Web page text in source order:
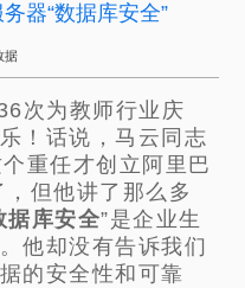
器“数据库安全”
据
次为教师行业庆
！话说，马云同志
重任才创立阿里巴
但他讲了那么多
据库安全”是企业生
他却没有告诉我们
的安全性和可靠